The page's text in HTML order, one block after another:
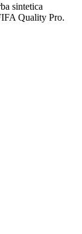
sintetica
Quality Pro.